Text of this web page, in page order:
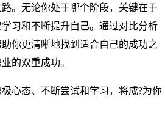
。无论你处于哪个阶段，关键在于
习和不断提升自己。通过对比分析
你更清晰地找到适合自己的成功之
的双重成功。
心态、不断尝试和学习，将成?为你